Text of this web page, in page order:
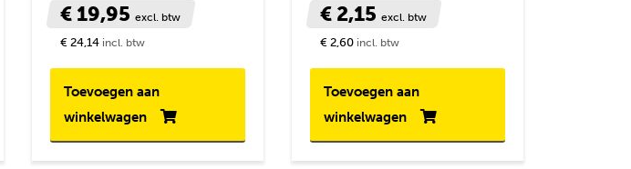
€ 19,95excl. btw
€ 24,14 incl. btw
Toevoegen aan
winkelwagen
€ 2,15excl. btw
€ 2,60 incl. btw
Toevoegen aan
winkelwagen